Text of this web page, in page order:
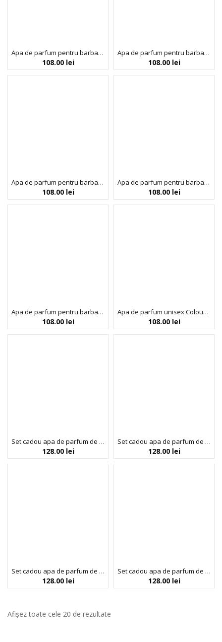
Apa de parfum pentru barbati Colour Me Blue, Milton-Lloyd Fragrances, 100 ml
108.00 lei
Apa de parfum pentru barbati Colour Me Green, Milton-Lloyd Fragrances, 100 ml
108.00 lei
Apa de parfum pentru barbati Colour Me Silver Sport, Milton-Lloyd Fragrances, 100 ml
108.00 lei
Apa de parfum pentru barbati Colour Me Volt, Milton-Lloyd Fragrances, 100 ml
108.00 lei
Apa de parfum pentru barbati Colour Me White, Milton-Lloyd Fragrances,100 ml
108.00 lei
Apa de parfum unisex Colour Me Dark Red, Milton-Lloyd Fragrances, 100 ml
108.00 lei
Set cadou apa de parfum de dama Colour Me Neon Pink & spray de corp, Milton-Lloyd Fragrances, 250 ml
128.00 lei
Set cadou apa de parfum de dama Colour Me Pink & spray de corp, Milton-Lloyd Fragrances, 250 ml
128.00 lei
Set cadou apa de parfum de dama Colour Me Purple & spray de corp, Milton-Lloyd Fragrances, 1 x 100 ml, 1 x 150 ml
128.00 lei
Set cadou apa de parfum de dama Colour Me Sky Blue & spray de corp, Milton-Lloyd Fragrances, 250 ml
128.00 lei
Afișez toate cele 20 de rezultate